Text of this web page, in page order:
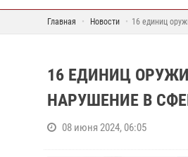
Главная Новости 16 единиц
16 ЕДИНИЦ
НАРУШЕНИЕ В
08 июня 2024, 06:05